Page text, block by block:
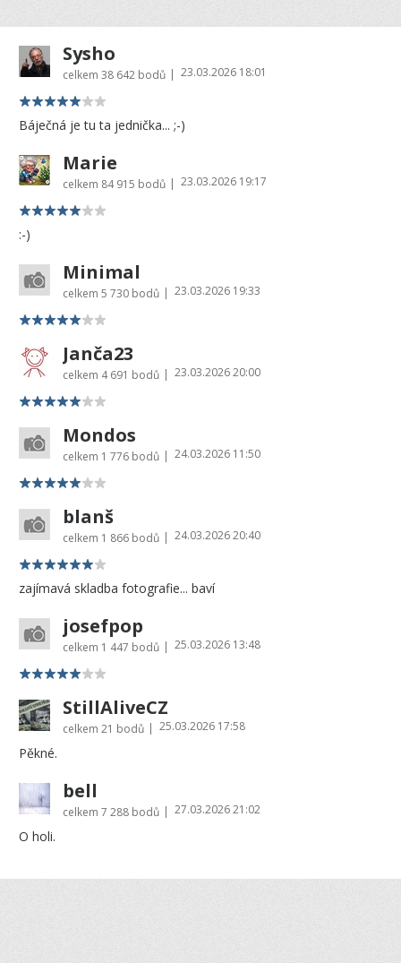
Sysho
celkem 38 642 bodů | 23.03.2026 18:01
Báječná je tu ta jednička... ;-)
Marie
celkem 84 915 bodů | 23.03.2026 19:17
:-)
Minimal
celkem 5 730 bodů | 23.03.2026 19:33
Janča23
celkem 4 691 bodů | 23.03.2026 20:00
Mondos
celkem 1 776 bodů | 24.03.2026 11:50
blanš
celkem 1 866 bodů | 24.03.2026 20:40
zajímavá skladba fotografie... baví
josefpop
celkem 1 447 bodů | 25.03.2026 13:48
StillAliveCZ
celkem 21 bodů | 25.03.2026 17:58
Pěkné.
bell
celkem 7 288 bodů | 27.03.2026 21:02
O holi.